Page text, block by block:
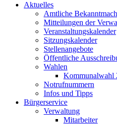
Aktuelles
Amtliche
Mitteilungen der
Veranstaltungskalender
Sitzungskalender
Stellenangebote
Öffentliche
Wahlen
Kommunalwahl
Notrufnummern
Infos und Tipps
Bürgerservice
Verwaltung
Mitarbeiter